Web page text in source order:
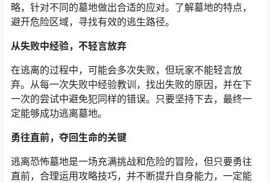
略，针对不同的墓地做出合适的应对。了解墓地的特点，
避开危险区域，寻找有效的逃生路径。
从失败中经验，不轻言放弃
在逃离的过程中，可能会多次失败，但玩家不能轻言放
弃。从每一次失败中经验教训，找出失败的原因，并在下
一次的尝试中避免犯同样的错误。只要坚持下去，最终一
定能够成功逃离墓地。
勇往直前，夺回生命的关键
逃离恐怖墓地是一场充满挑战和危险的冒险，但只要勇往
直前，合理运用攻略技巧，并不断提升自身能力，一定能